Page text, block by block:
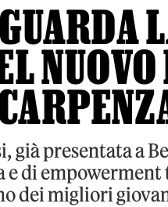
GUARDA
NUOVO
già presentata a
di empowerment
dei migliori